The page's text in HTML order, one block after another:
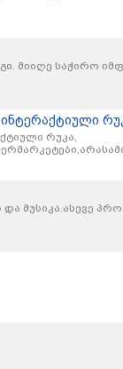
მიიღე საჭირო
რუკა,
მუსიკა.ასევე